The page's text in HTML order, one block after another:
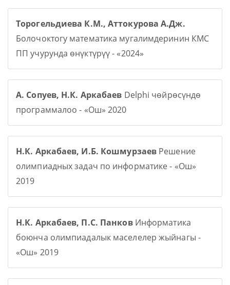
Торогельдиева К.М., Аттокурова А.Дж.
Болочоктогу математика мугалимдеринин КМС
ПП учурунда өнүктүрүү - «2024»
А. Сопуев, Н.К. Аркабаев Delphi чөйрөсүндө
программалоо - «Ош» 2020
Н.К. Аркабаев, И.Б. Кошмурзаев Решение
олимпиадных задач по информатике - «Ош»
2019
Н.К. Аркабаев, П.С. ПанковИнформатика
боюнча олимпиадалык маселелер жыйнагы -
«Ош» 2019